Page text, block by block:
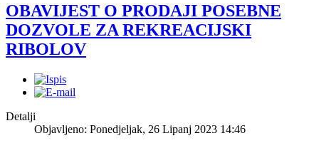
OBAVIJEST O PRODAJI POSEBNE
DOZVOLE ZA REKREACIJSKI
RIBOLOV
Detalji
Objavljeno: Ponedjeljak, 26 Lipanj 2023 14:46